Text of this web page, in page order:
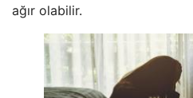
ağır olabilir.